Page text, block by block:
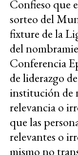
Confieso que
sorteo del
fixture de la
del
Conferencia
de liderazgo
institución de
relevancia o
que las
relevantes o
mismo no